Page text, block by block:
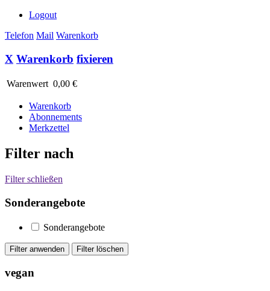
Logout
Telefon Mail Warenkorb
X Warenkorb fixieren
Warenwert 0,00 €
Warenkorb
Abonnements
Merkzettel
Filter nach
Filter schließen
Sonderangebote
Sonderangebote
vegan